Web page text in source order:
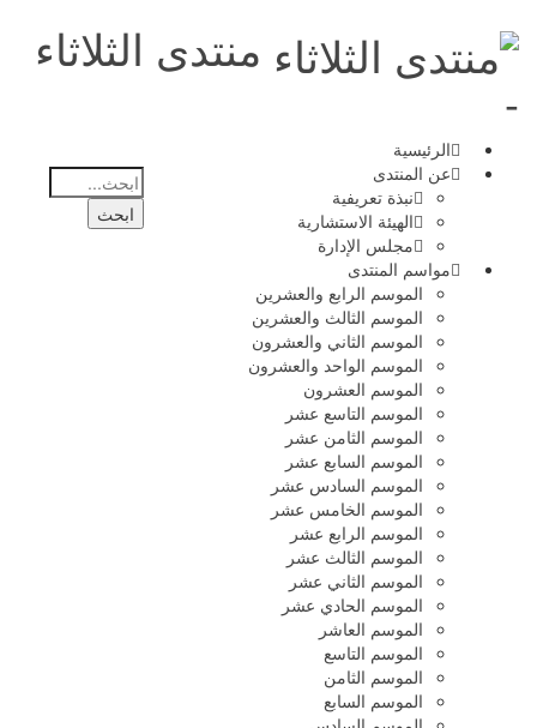
منتدى الثلاثاء
-
الرئيسية
عن المنتدى
نبذة تعريفية
الهيئة الاستشارية
مجلس الإدارة
مواسم المنتدى
الموسم الرابع والعشرين
الموسم الثالث والعشرين
الموسم الثاني والعشرون
الموسم الواحد والعشرون
الموسم العشرون
الموسم التاسع عشر
الموسم الثامن عشر
الموسم السابع عشر
الموسم السادس عشر
الموسم الخامس عشر
الموسم الرابع عشر
الموسم الثالث عشر
الموسم الثاني عشر
الموسم الحادي عشر
الموسم العاشر
الموسم التاسع
الموسم الثامن
الموسم السابع